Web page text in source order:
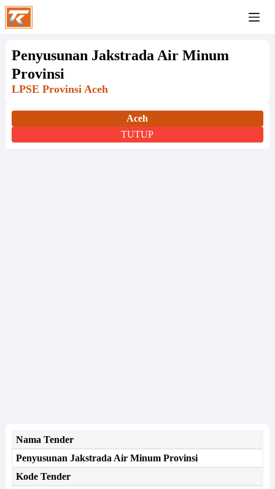
Penyusunan Jakstrada Air Minum
Provinsi
LPSE Provinsi Aceh
Aceh
TUTUP
Nama Tender
Penyusunan Jakstrada Air Minum Provinsi
Kode Tender